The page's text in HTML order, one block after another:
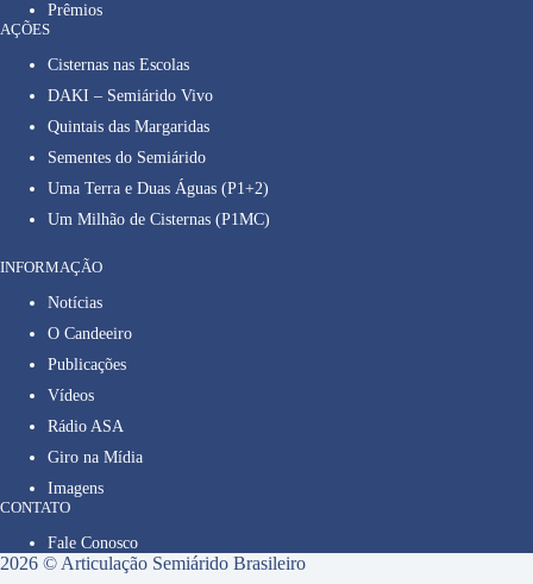
Prêmios
AÇÕES
Cisternas nas Escolas
DAKI – Semiárido Vivo
Quintais das Margaridas
Sementes do Semiárido
Uma Terra e Duas Águas (P1+2)
Um Milhão de Cisternas (P1MC)
INFORMAÇÃO
Notícias
O Candeeiro
Publicações
Vídeos
Rádio ASA
Giro na Mídia
Imagens
CONTATO
Fale Conosco
2026 © Articulação Semiárido Brasileiro